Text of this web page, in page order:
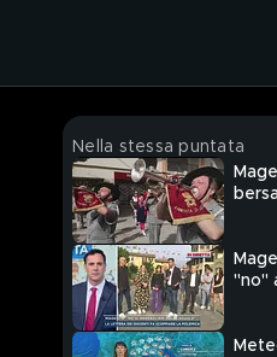
Nella stessa puntata
"no"